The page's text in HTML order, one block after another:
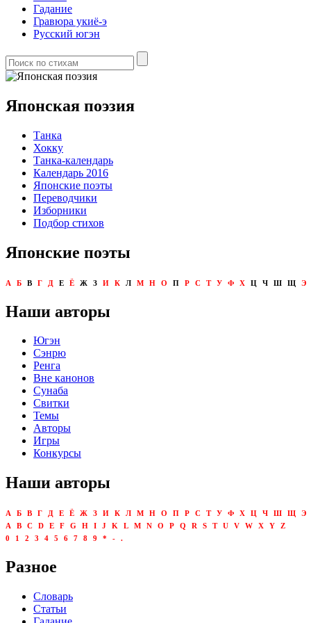
Гадание
Гравюра укиё-э
Русский югэн
Японская поэзия
Танка
Хокку
Танка-календарь
Календарь 2016
Японские поэты
Переводчики
Изборники
Подбор стихов
Японские поэты
А Б В Г Д Е Ё Ж З И К Л М Н О П Р С Т У Ф Х Ц Ч Ш Щ Э
Наши авторы
Югэн
Сэнрю
Ренга
Вне канонов
Сунаба
Свитки
Темы
Авторы
Игры
Конкурсы
Наши авторы
А Б В Г Д Е Ё Ж З И К Л М Н О П Р С Т У Ф Х Ц Ч Ш Щ
Э
A
B C D E F G H I J K L M N O P Q R S T U V W X Y
Z
0
1 2 3 4 5 6 7 8 9 * - .
Разное
Словарь
Статьи